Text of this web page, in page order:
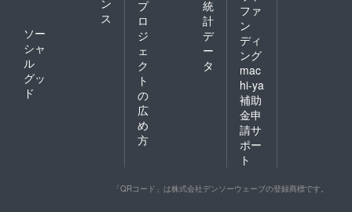
ン
ス
ソー
シャ
ル
グッ
ド
プ
ロ
ジ
ェ
ク
ト
の
広
め
方
統
計
デ
ー
タ
ファ
ン
ディ
ング
mac
hi-ya
補助
金申
請サ
ポー
ト
「QRコード」は株式会社デンソーウェーブの登録商標です。